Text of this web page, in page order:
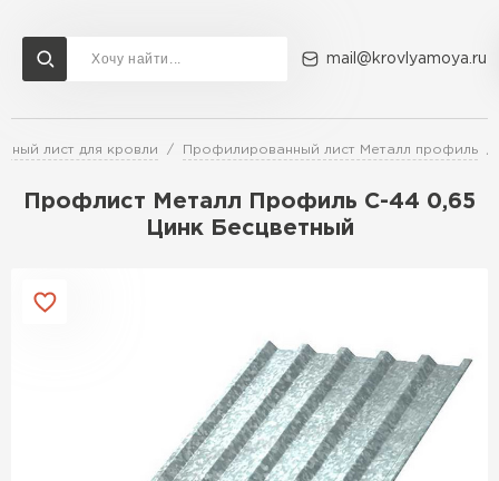
mail@krovlyamoya.ru
лист для кровли Профилированный лист Металл профиль
Профлист Металл Профиль С-44 0,65
Цинк Бесцветный
Сервисы расчета
Расчет штакетника для забора
Расчет водостока
Расчет фальцевой кровли
Расчет кровли из металлочерепицы
Доставка Контакты
ПЕРЕЙТИ